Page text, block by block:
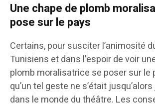
Une chape de plomb
pose sur le pays
Certains, pour susciter l’animosité
Tunisiens et dans l’espoir de voir
plomb moralisatrice se poser sur le
qu’un tel geste ne s’était
dans le monde du théâtre. Les